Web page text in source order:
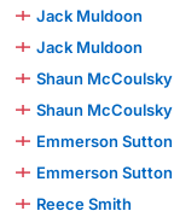
Jack Muldoon
Jack Muldoon
Shaun McCoulsky
Shaun McCoulsky
Emmerson Sutton
Emmerson Sutton
Reece Smith